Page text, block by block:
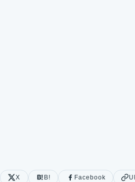
X B! Facebook